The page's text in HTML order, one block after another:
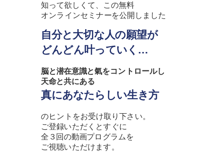
知って欲しくて、この無料
オンラインセミナーを公開しました
自分と大切な人の願望が
どんどん叶っていく…
脳と潜在意識と氣をコントロールし
天命と共にある
真にあなたらしい生き方
のヒントをお受け取り下さい。
ご登録いただくとすぐに
全３回の動画プログラムを
ご視聴いただけます。